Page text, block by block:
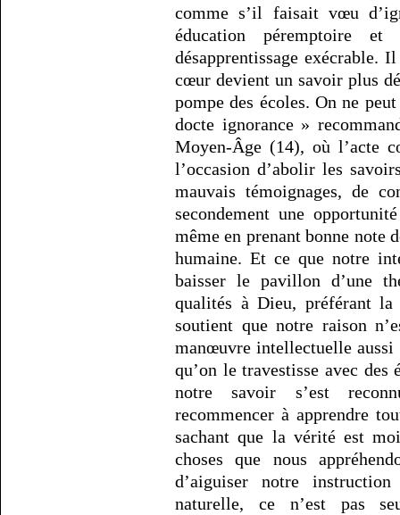
comme s’il faisait vœu
éducation péremptoire
désapprentissage exécrable.
cœur devient un savoir plus
pompe des écoles. On ne
docte ignorance »
Moyen-Âge (14), où l’acte
l’occasion d’abolir les
mauvais témoignages, de
secondement une
même en prenant bonne note
humaine. Et ce que notre
baisser le pavillon d’une
qualités à Dieu, préférant la
soutient que notre raison
manœuvre intellectuelle aussi
qu’on le travestisse avec
notre savoir s’est
recommencer à apprendre
sachant que la vérité est
choses que nous
d’aiguiser notre
naturelle, ce n’est pas